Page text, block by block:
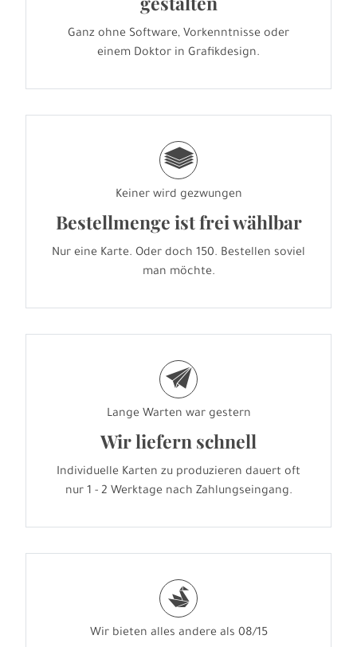
Ganz ohne Software, Vorkenntnisse oder
einem Doktor in Grafikdesign.
g
Keiner wird gezwungen
Bestellmenge ist frei wählbar
Nur eine Karte. Oder doch 150. Bestellen soviel
man möchte.
e
Lange Warten war gestern
Wir liefern schnell
Individuelle Karten zu produzieren dauert oft
nur 1 - 2 Werktage nach Zahlungseingang.
s
Wir bieten alles andere als 08/15